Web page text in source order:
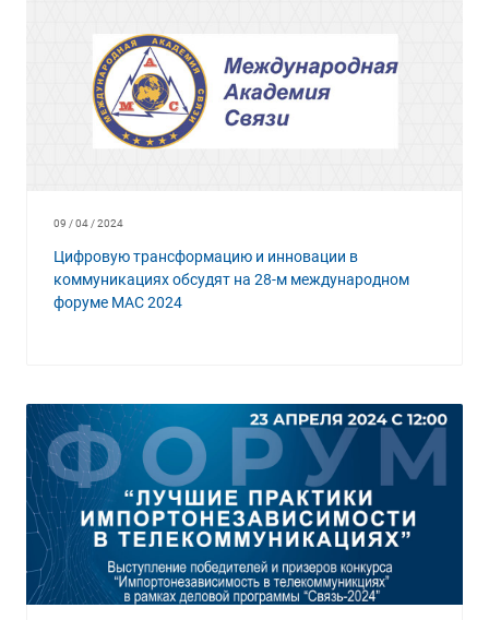
09 / 04 / 2024
Цифровую трансформацию и инновации в
коммуникациях обсудят на 28-м международном
форуме МАС 2024